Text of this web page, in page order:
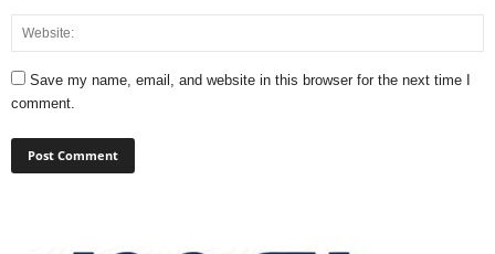
Save my name, email, and website in this browser for the next time I
comment.